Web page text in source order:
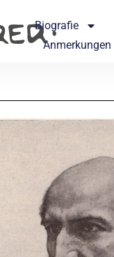
Biografie
Anmerkungen